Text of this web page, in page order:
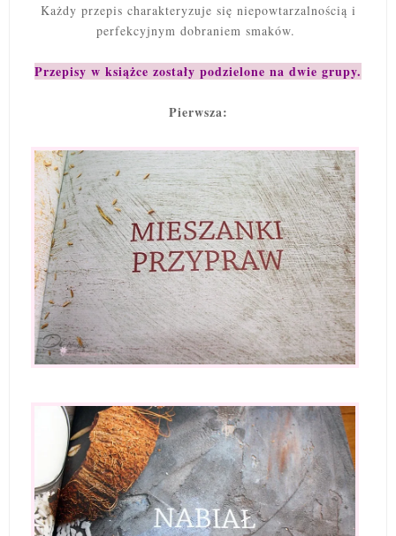
Każdy przepis charakteryzuje się niepowtarzalnością i
perfekcyjnym dobraniem smaków.
Przepisy w książce zostały podzielone na dwie grupy.
Pierwsza: